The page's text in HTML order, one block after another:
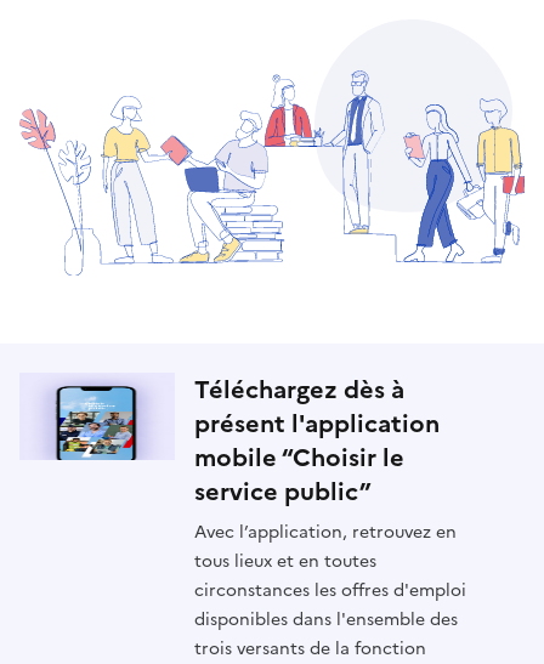
Téléchargez dès à
présent l'application
mobile “Choisir le
service public”
Avec l’application, retrouvez en
tous lieux et en toutes
circonstances les offres d'emploi
disponibles dans l'ensemble des
trois versants de la fonction